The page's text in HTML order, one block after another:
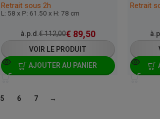
Retrait sous 2h
L: 58 x P: 61.50 x H: 78 cm
à.p.d.€112,00€ 89,50
VOIR LE PRODUIT
AJOUTER AU PANIER
Retrait
5 6 7 →